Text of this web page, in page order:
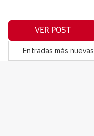
VER POST
Entradas más nuevas